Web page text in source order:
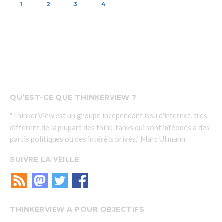
1 2 3 4
QU’EST-CE QUE THINKERVIEW ?
"ThinkerView est un groupe indépendant issu d'internet, très
diffèrent de la plupart des think-tanks qui sont inféodés à des
partis politiques ou des intérêts privés." Marc Ullmann.
SUIVRE LA VEILLE
THINKERVIEW A POUR OBJECTIFS